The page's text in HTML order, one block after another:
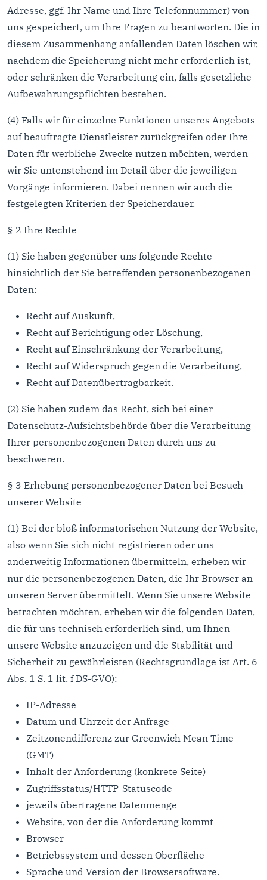
Adresse, ggf. Ihr Name und Ihre Telefonnummer) von
uns gespeichert, um Ihre Fragen zu beantworten. Die in
diesem Zusammenhang anfallenden Daten löschen wir,
nachdem die Speicherung nicht mehr erforderlich ist,
oder schränken die Verarbeitung ein, falls gesetzliche
Aufbewahrungspflichten bestehen.
(4) Falls wir für einzelne Funktionen unseres Angebots
auf beauftragte Dienstleister zurückgreifen oder Ihre
Daten für werbliche Zwecke nutzen möchten, werden
wir Sie untenstehend im Detail über die jeweiligen
Vorgänge informieren. Dabei nennen wir auch die
festgelegten Kriterien der Speicherdauer.
§ 2 Ihre Rechte
(1) Sie haben gegenüber uns folgende Rechte
hinsichtlich der Sie betreffenden personenbezogenen
Daten:
Recht auf Auskunft,
Recht auf Berichtigung oder Löschung,
Recht auf Einschränkung der Verarbeitung,
Recht auf Widerspruch gegen die Verarbeitung,
Recht auf Datenübertragbarkeit.
(2) Sie haben zudem das Recht, sich bei einer
Datenschutz-Aufsichtsbehörde über die Verarbeitung
Ihrer personenbezogenen Daten durch uns zu
beschweren.
§ 3 Erhebung personenbezogener Daten bei Besuch
unserer Website
(1) Bei der bloß informatorischen Nutzung der Website,
also wenn Sie sich nicht registrieren oder uns
anderweitig Informationen übermitteln, erheben wir
nur die personenbezogenen Daten, die Ihr Browser an
unseren Server übermittelt. Wenn Sie unsere Website
betrachten möchten, erheben wir die folgenden Daten,
die für uns technisch erforderlich sind, um Ihnen
unsere Website anzuzeigen und die Stabilität und
Sicherheit zu gewährleisten (Rechtsgrundlage ist Art. 6
Abs. 1 S. 1 lit. f DS-GVO):
IP-Adresse
Datum und Uhrzeit der Anfrage
Zeitzonendifferenz zur Greenwich Mean Time
(GMT)
Inhalt der Anforderung (konkrete Seite)
Zugriffsstatus/HTTP-Statuscode
jeweils übertragene Datenmenge
Website, von der die Anforderung kommt
Browser
Betriebssystem und dessen Oberfläche
Sprache und Version der Browsersoftware.